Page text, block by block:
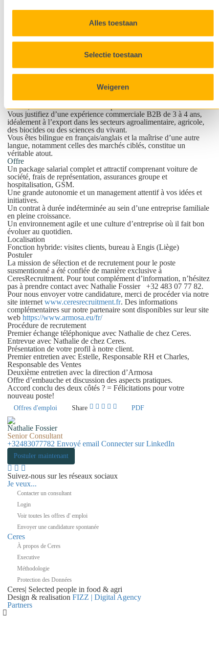
Alles toestaan
Selectie toestaan
Weigeren
tous les challenges
Autonomie et dynamisme au quotidien : vous prenez des
initiatives et avancez avec enthousiasme, en vous adaptant
aisément aux priorités et évolutions du marché.
Capacité à gérer plusieurs projets simultanément : organisé et
structuré, vous jonglez efficacement entre différentes missions et
assurez la satisfaction de vos clients.
Esprit d’équipe et excellent relationnel : vous êtes un as de la
communication, tant avec vos collègues qu’avec vos clients et
développez ainsi des relations de confiance.
Vous êtes titulaire d’un Master en agronomie, agroalimentaire,
Vous justifiez d’une expérience commerciale B2B de 3 à 4 ans,
idéalement à l’export dans les secteurs agroalimentaire, agricole,
des biocides ou des sciences du vivant.
Vous êtes bilingue en français/anglais et la maîtrise d’une autre
langue, notamment celles des marchés ciblés, constitue un
véritable atout.
Offre
Un package salarial complet et attractif comprenant voiture de
société, frais de représentation, assurances groupe et
hospitalisation, GSM.
Une grande autonomie et un management attentif à vos idées et
initiatives.
Un contrat à durée indéterminée au sein d’une entreprise familiale
en pleine croissance.
Un environnement agile et une culture d’entreprise où il fait bon
évoluer au quotidien.
Localisation
Fonction hybride: visites clients, bureau à Engis (Liège)
Postuler
La mission de sélection et de recrutement pour le poste
susmentionné a été confiée de manière exclusive à
CeresRecruitment. Pour tout complément d’information, n’hésitez
pas à prendre contact avec Nathalie Fossier +32 483 07 77 82.
Pour nous envoyer votre candidature, merci de procéder via notre
site internet www.ceresrecruitment.fr. Des informations
complémentaires sur notre partenaire sont disponibles sur leur site
web https://www.armosa.eu/fr/
Procédure de recrutement
Premier échange téléphonique avec Nathalie de chez Ceres.
Entrevue avec Nathalie de chez Ceres.
Présentation de votre profil à notre client.
Premier entretien avec Estelle, Responsable RH et Charles,
Responsable des Ventes
Deuxième entretien avec la direction d’Armosa
Offre d’embauche et discussion des aspects pratiques.
Accord conclu des deux côtés ? = Félicitations pour votre
nouveau poste!
Offres d'emploi Share PDF
Nathalie Fossier
Senior Consultant
+32483077782 Envoyé email Connecter sur LinkedIn
Postuler maintenant
Suivez-nous sur les réseaux sociaux
Je veux...
Contacter un consultant
Login
Voir toutes les offres d' emploi
Envoyer une candidature spontanée
Ceres
À propos de Ceres
Executive
Méthodologie
Protection des Données
Ceres| Selected people in food & agri
Design & realisation FIZZ | Digital Agency
Partners